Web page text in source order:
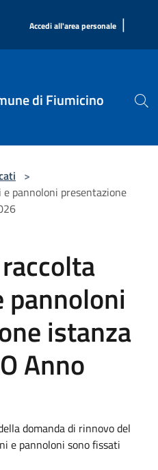
Accedi all'area personale |
di Fiumicino
>
pannoloni presentazione
pannoloni
istanza
Anno
domanda di rinnovo del
e pannoloni sono fissati